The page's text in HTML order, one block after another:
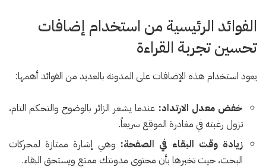
الفوائد الرئيسية من استخدام إضافات
تحسين تجربة القراءة
يعود استخدام هذه الإضافات على المدونة بالعديد من الفوائد أهمها:
خفض معدل الارتداد: عندما يشعر الزائر بالوضوح والتحكم التام،
تزول رغبته في مغادرة الموقع سريعاً.
زيادة وقت البقاء في الصفحة: وهي إشارة ممتازة لمحركات
البحث، حيث تخبرها بأن محتوى مدونتك ممتع ويستحق البقاء.